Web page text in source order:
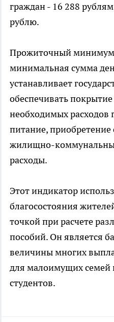
граждан - 16 288
рублю.
Прожиточный минимум
минимальная сумма
устанавливает
обеспечивать
необходимых расходов
питание,
жилищно-
расходы.
Этот индикатор
благосостояния
точкой при расчете
пособий. Он является
величины многих
для малоимущих семей
студентов.